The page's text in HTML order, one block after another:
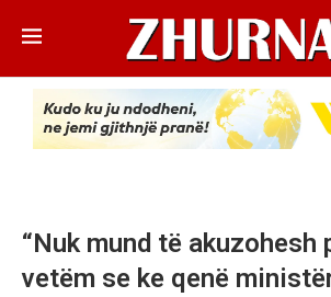
“Nuk mund të akuzohesh
vetëm se ke qenë